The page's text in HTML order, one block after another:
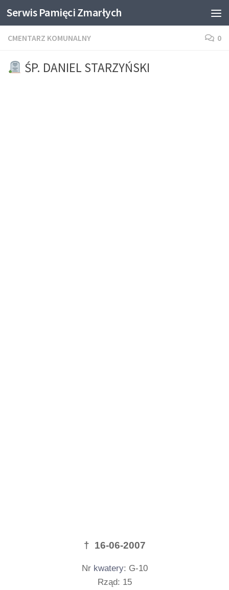
Skip to content
Serwis Pamięci Zmarłych
CMENTARZ KOMUNALNY 0
ŚP. DANIEL STARZYŃSKI
† 16-06-2007
Nr kwatery: G-10
Rząd: 15